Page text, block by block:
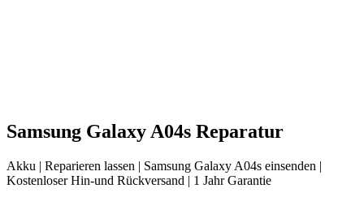
Samsung Galaxy A04s Reparatur
Akku | Reparieren lassen | Samsung Galaxy A04s einsenden |
Kostenloser Hin-und Rückversand | 1 Jahr Garantie